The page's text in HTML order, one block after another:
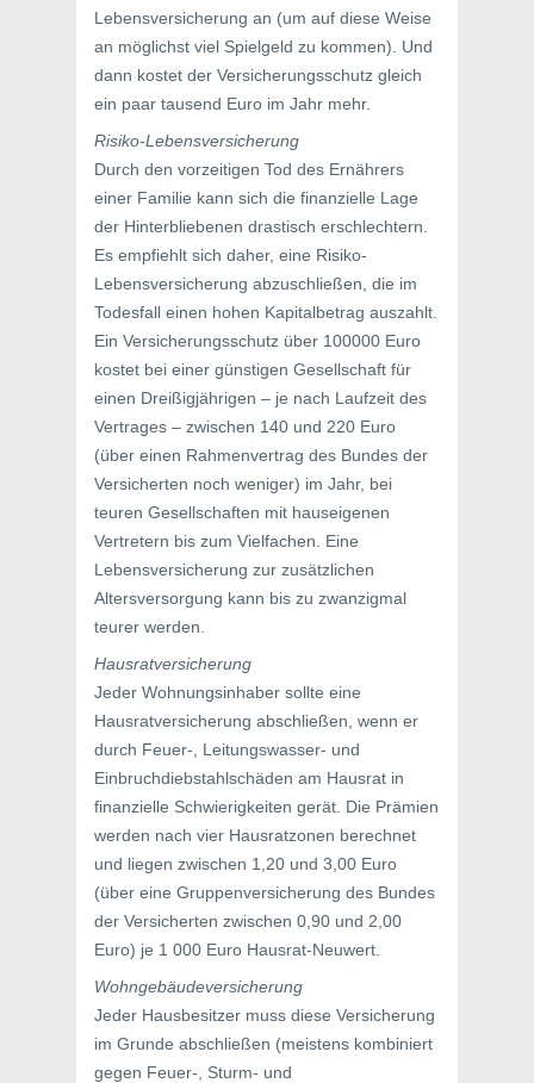
Lebensversicherung an (um auf diese Weise
an möglichst viel Spielgeld zu kommen). Und
dann kostet der Versicherungsschutz gleich
ein paar tausend Euro im Jahr mehr.
Risiko-Lebensversicherung
Durch den vorzeitigen Tod des Ernährers
einer Familie kann sich die finanzielle Lage
der Hinterbliebenen drastisch erschlechtern.
Es empfiehlt sich daher, eine Risiko-
Lebensversicherung abzuschließen, die im
Todesfall einen hohen Kapitalbetrag auszahlt.
Ein Versicherungsschutz über 100000 Euro
kostet bei einer günstigen Gesellschaft für
einen Dreißigjährigen – je nach Laufzeit des
Vertrages – zwischen 140 und 220 Euro
(über einen Rahmenvertrag des Bundes der
Versicherten noch weniger) im Jahr, bei
teuren Gesellschaften mit hauseigenen
Vertretern bis zum Vielfachen. Eine
Lebensversicherung zur zusätzlichen
Altersversorgung kann bis zu zwanzigmal
teurer werden.
Hausratversicherung
Jeder Wohnungsinhaber sollte eine
Hausratversicherung abschließen, wenn er
durch Feuer-, Leitungswasser- und
Einbruchdiebstahlschäden am Hausrat in
finanzielle Schwierigkeiten gerät. Die Prämien
werden nach vier Hausratzonen berechnet
und liegen zwischen 1,20 und 3,00 Euro
(über eine Gruppenversicherung des Bundes
der Versicherten zwischen 0,90 und 2,00
Euro) je 1 000 Euro Hausrat-Neuwert.
Wohngebäudeversicherung
Jeder Hausbesitzer muss diese Versicherung
im Grunde abschließen (meistens kombiniert
gegen Feuer-, Sturm- und